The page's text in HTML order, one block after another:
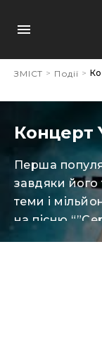
ЗМІСТ > Події >
Концерт
Перша
завдяки його
теми і
на пісню